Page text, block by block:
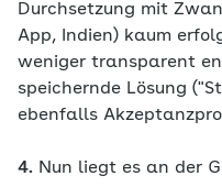
Durchsetzung mit
App, Indien) kaum
weniger transparent
speichernde Lösung
ebenfalls
4. Nun liegt es an der